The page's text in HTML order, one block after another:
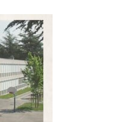
Vous recherchez&nbsp;:
Rechercher